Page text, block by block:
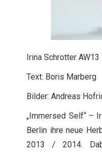
Ir​ina Schrotter AW13
Text: Boris Marberg
Bilder: Andreas
„Immersed Self“ –
Berlin ihre neue
2013 / 2014.